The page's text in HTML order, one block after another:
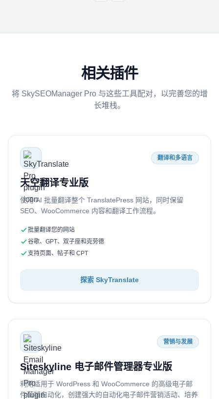
相关插件
将 SkySEOManager Pro 与这些工具配对，以完善您的增
长堆栈。
翻译和多语言
天空翻译专业版
使用 AI 批量翻译整个 TranslatePress 网站，同时保留
SEO、WooCommerce 内容和翻译工作流程。
批量翻译您的网站
谷歌、GPT、双子座和克劳德
支持页面、帖子和 CPT
探索 SkyTranslate
营销与发展
Siteskyline 电子邮件管理器专业版
利用适用于 WordPress 和 WooCommerce 的高级电子邮
件营销自动化，创建强大的自动化电子邮件营销活动、培养